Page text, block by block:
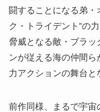
闘することになる弟・
ク・トライデント”の
脅威となる敵・ブラ
ンが従える海の仲間
力アクションの舞台と
前作同様、まるで宇宙